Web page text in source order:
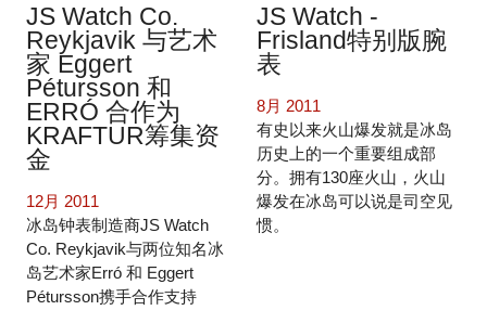
JS Watch Co.
Reykjavik 与艺术
家 Eggert
Pétursson 和
ERRÓ 合作为
KRAFTUR筹集资
金
12月 2011
冰岛钟表制造商JS Watch
Co. Reykjavik与两位知名冰
岛艺术家Erró 和 Eggert
Pétursson携手合作支持
JS Watch -
Frisland特别版腕
表
8月 2011
有史以来火山爆发就是冰岛
历史上的一个重要组成部
分。拥有130座火山，火山
爆发在冰岛可以说是司空见
惯。